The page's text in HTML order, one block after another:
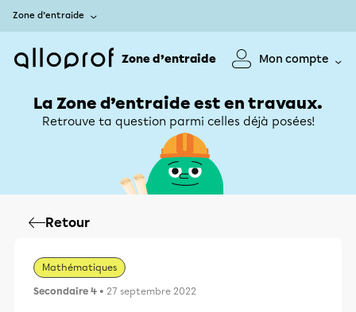
Zone d’entraide
Zone d’entraide Mon compte
La Zone d’entraide est en travaux.
Retrouve ta question parmi celles déjà posées!
Retour
Mathématiques
Secondaire 4 • 27 septembre 2022